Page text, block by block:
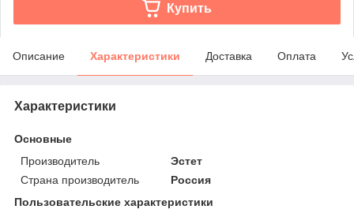
Купить
Описание Характеристики Доставка Оплата
Характеристики
Основные
Производитель
Эстет
Страна производитель
Россия
Пользовательские характеристики